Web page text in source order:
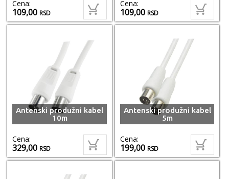
Cena:
109,00RSD
Cena:
109,00RSD
Antenski produžni kabel
10m
Cena:
329,00RSD
Antenski produžni kabel
5m
Cena:
199,00RSD